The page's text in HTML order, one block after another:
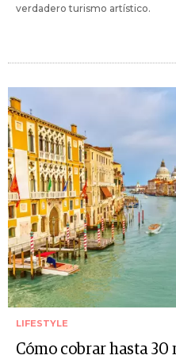
verdadero turismo artístico.
LIFESTYLE
Cómo cobrar hasta